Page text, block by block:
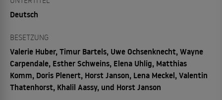
Deutsch
BESETZUNG
Valerie Huber, Timur Bartels, Uwe Ochsenknecht, Wayne
Carpendale, Esther Schweins, Elena Uhlig, Matthias
Komm, Doris Plenert, Horst Janson, Lena Meckel, Valentin
Thatenhorst, Khalil Aassy, und Horst Janson